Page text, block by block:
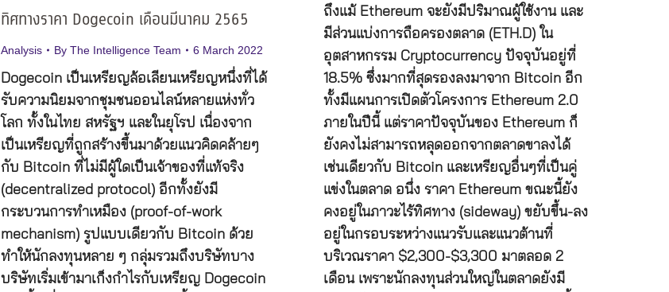
ถึงแม้ Ethereum จะยังมีปริมาณผู้ใช้งาน และ
มีส่วนแบ่งการถือครองตลาด (ETH.D) ใน
อุตสาหกรรม Cryptocurrency ปัจจุบันอยู่ที่
18.5% ซึ่งมากที่สุดรองลงมาจาก Bitcoin อีก
ทั้งมีแผนการเปิดตัวโครงการ Ethereum 2.0
ภายในปีนี้ แต่ราคาปัจจุบันของ Ethereum ก็
ยังคงไม่สามารถหลุดออกจากตลาดขาลงได้
เช่นเดียวกับ Bitcoin และเหรียญอื่นๆที่เป็นคู่
แข่งในตลาด อนึ่ง ราคา Ethereum ขณะนี้ยัง
คงอยู่ในภาวะไร้ทิศทาง (sideway) ขยับขึ้น-ลง
อยู่ในกรอบระหว่างแนวรับและแนวต้านที่
บริเวณราคา $2,300-$3,300 มาตลอด 2
เดือน เพราะนักลงทุนส่วนใหญ่ในตลาดยังมี
ทิศทางราคา Dogecoin เดือนมีนาคม 2565
Analysis By The Intelligence Team 6 March 2022
Dogecoin เป็นเหรียญล้อเลียนเหรียญหนึ่งที่ได้
รับความนิยมจากชุมชนออนไลน์หลายแห่งทั่ว
โลก ทั้งในไทย สหรัฐฯ และในยุโรป เนื่องจาก
เป็นเหรียญที่ถูกสร้างขึ้นมาด้วยแนวคิดคล้ายๆ
กับ Bitcoin ที่ไม่มีผู้ใดเป็นเจ้าของที่แท้จริง
(decentralized protocol) อีกทั้งยังมี
กระบวนการทำเหมือง (proof-of-work
mechanism) รูปแบบเดียวกับ Bitcoin ด้วย
ทำให้นักลงทุนหลาย ๆ กลุ่มรวมถึงบริษัทบาง
บริษัทเริ่มเข้ามาเก็งกำไรกับเหรียญ Dogecoin